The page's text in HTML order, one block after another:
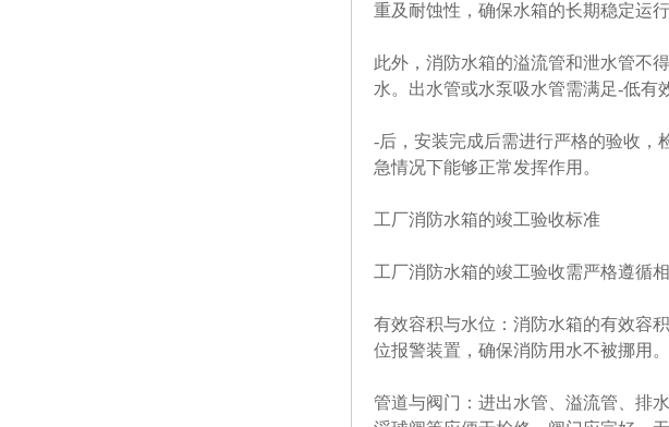
重及耐蚀性，确保水箱的长期稳定运行
此外，消防水箱的溢流管和泄水管不
水。出水管或水泵吸水管需满足-低有
-后，安装完成后需进行严格的验收，
急情况下能够正常发挥作用。
工厂消防水箱的竣工验收标准
工厂消防水箱的竣工验收需严格遵循
有效容积与水位‌：消防水箱的有效容
位报警装置，确保消防用水不被挪用。
管道与阀门‌：进出水管、溢流管、排